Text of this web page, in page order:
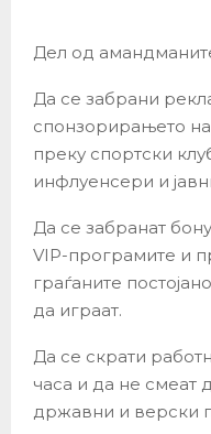
Дел од
Да се забрани
спонзорирањето
преку спортски
инфлуенсери и
Да се забранат
VIP-програмите и
граѓаните
да играат.
Да се скрати
часа и да не смеат
државни и верски